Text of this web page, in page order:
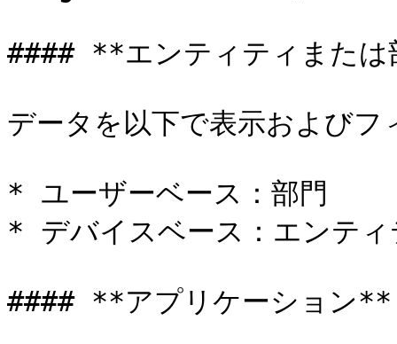
#### **エンティティまた
データを以下で表示および
* ユーザーベース：部門
* デバイスベース：エンティ
#### **アプリケーション**